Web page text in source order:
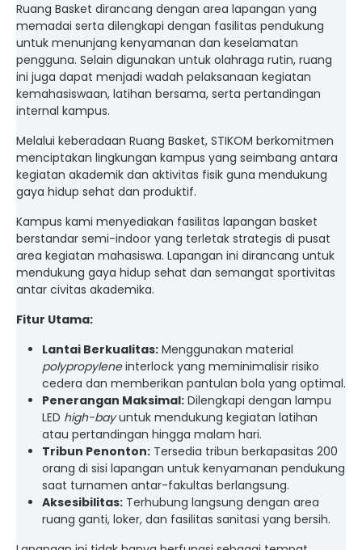
Ruang Basket dirancang dengan area lapangan yang
memadai serta dilengkapi dengan fasilitas pendukung
untuk menunjang kenyamanan dan keselamatan
pengguna. Selain digunakan untuk olahraga rutin, ruang
ini juga dapat menjadi wadah pelaksanaan kegiatan
kemahasiswaan, latihan bersama, serta pertandingan
internal kampus.
Melalui keberadaan Ruang Basket, STIKOM berkomitmen
menciptakan lingkungan kampus yang seimbang antara
kegiatan akademik dan aktivitas fisik guna mendukung
gaya hidup sehat dan produktif.
Kampus kami menyediakan fasilitas lapangan basket
berstandar semi-indoor yang terletak strategis di pusat
area kegiatan mahasiswa. Lapangan ini dirancang untuk
mendukung gaya hidup sehat dan semangat sportivitas
antar civitas akademika.
Fitur Utama:
Lantai Berkualitas: Menggunakan material
polypropyleneinterlock yang meminimalisir risiko
cedera dan memberikan pantulan bola yang optimal.
Penerangan Maksimal: Dilengkapi dengan lampu
LED high-bayuntuk mendukung kegiatan latihan
atau pertandingan hingga malam hari.
Tribun Penonton: Tersedia tribun berkapasitas 200
orang di sisi lapangan untuk kenyamanan pendukung
saat turnamen antar-fakultas berlangsung.
Aksesibilitas: Terhubung langsung dengan area
ruang ganti, loker, dan fasilitas sanitasi yang bersih.